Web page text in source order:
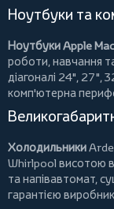
Ноутбуки та
Ноутбуки Apple
роботи, навчання
діагоналі 24", 27",
комп'ютерна
Холодильники
Whirlpool висотою
та напівавтомат,
гарантією